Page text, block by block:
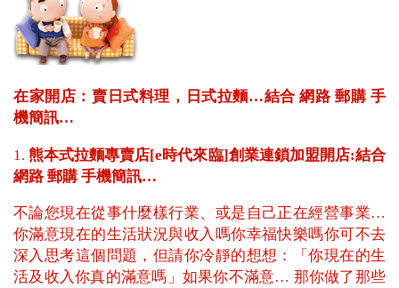
在家開店：賣日式料理，日式拉麵…結合 網路 郵購 手
機簡訊…
1.熊本式拉麵專賣店[e時代來臨]創業連鎖加盟開店:結合
網路 郵購 手機簡訊…
不論您現在從事什麼樣行業、或是自己正在經營事業…
你滿意現在的生活狀況與收入嗎你幸福快樂嗎你可不去
深入思考這個問題，但請你冷靜的想想：「你現在的生
活及收入你真的滿意嗎」如果你不滿意… 那你做了那些